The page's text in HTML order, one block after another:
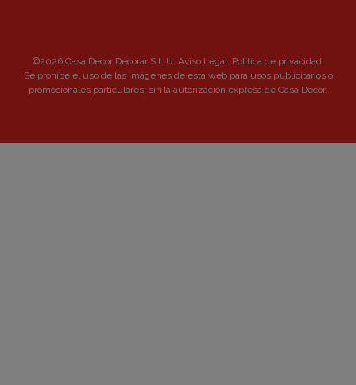
©2026 Casa Decor Decorar S.L.U. Aviso Legal. Política de privacidad.
Se prohibe el uso de las imágenes de esta web para usos publicitarios o
promocionales particulares, sin la autorización expresa de Casa Decor.